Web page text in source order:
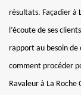
résultats. Façadier à
l’écoute de ses
rapport au besoin de
comment procéder
Ravaleur à La Roche